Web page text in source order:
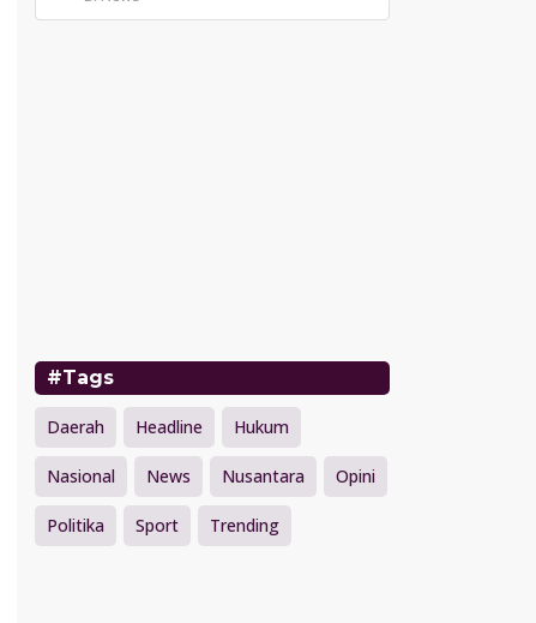
#Tags
Daerah Headline Hukum
Nasional News Nusantara Opini
Politika Sport Trending